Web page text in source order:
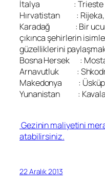
İtalya : Trieste
Hırvatistan : Rijeka,
Karadağ : Bir
çıkınca şehirlerin
güzelliklerini
Bosna Hersek :
Arnavutluk :
Makedonya : Üsküp,
Yunanistan : Kavala
Gezinin maliyetini
atabilirsiniz.
22 Aralık 2013